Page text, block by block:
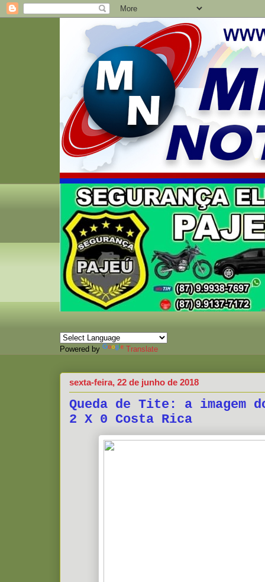
Powered by Translate
sexta-feira, 22 de junho de 2018
Queda de Tite: a imagem
2 X 0 Costa Rica